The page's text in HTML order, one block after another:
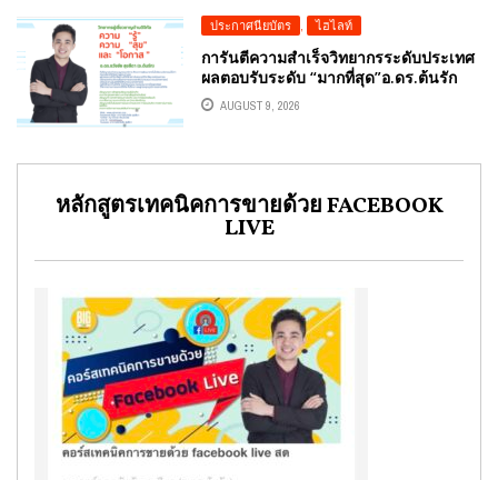
ประกาศนียบัตร ไฮไลท์
การันตีความสำเร็จวิทยากรระดับประเทศ
ผลตอบรับระดับ “มากที่สุด”อ.ดร.ต้นรัก
ธวัชชัย สุขสีดา วิทยากรผู้ทรงคุณวุฒิด้าน
เทคโนโลยีดิจิทัล ได้ผลคะแนนประเมิน
AUGUST 9, 2026
หลักสูตรเทคนิคการขายด้วย FACEBOOK
LIVE